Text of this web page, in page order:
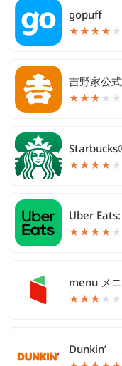
gopuff
★★★★ ★
吉野家公
★★★ ★ ★
★★★★ ★
Uber
★★★★ ★
★★★ ★ ★
Dunkin’